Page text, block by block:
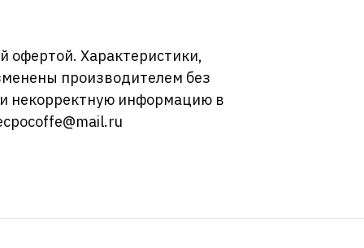
офертой. Характеристики,
производителем без
некорректную информацию в